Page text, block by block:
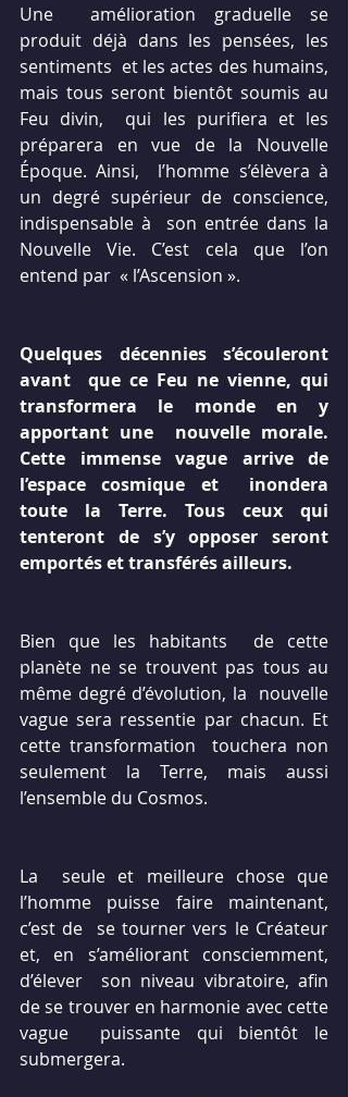
Une  amélioration graduelle se
produit déjà dans les pensées, les
sentiments  et les actes des humains,
mais tous seront bientôt soumis au
Feu divin,  qui les purifiera et les
préparera en vue de la Nouvelle
Époque. Ainsi,  l’homme s’élèvera à
un degré supérieur de conscience,
indispensable à  son entrée dans la
Nouvelle Vie. C’est cela que l’on
entend par  « l’Ascension ».
Quelques décennies s’écouleront
avant  que ce Feu ne vienne, qui
transformera le monde en y
apportant une  nouvelle morale.
Cette immense vague arrive de
l’espace cosmique et  inondera
toute la Terre. Tous ceux qui
tenteront de s’y opposer seront
emportés et transférés ailleurs.
Bien que les habitants  de cette
planète ne se trouvent pas tous au
même degré d’évolution, la  nouvelle
vague sera ressentie par chacun. Et
cette transformation  touchera non
seulement la Terre, mais aussi
l’ensemble du Cosmos.
La  seule et meilleure chose que
l’homme puisse faire maintenant,
c’est de  se tourner vers le Créateur
et, en s’améliorant consciemment,
d’élever  son niveau vibratoire, afin
de se trouver en harmonie avec cette
vague  puissante qui bientôt le
submergera.